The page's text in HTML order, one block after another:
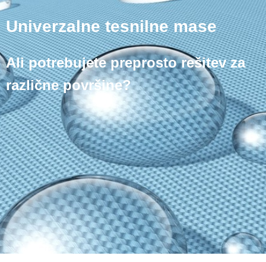
Univerzalne tesnilne mase
Ali potrebujete preprosto rešitev za
različne površine?